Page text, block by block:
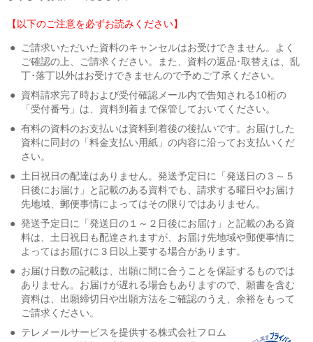
【以下のご注意を必ずお読みください】
●
ご請求いただいた資料のキャンセルはお受けできません。よく
ご確認の上、ご請求ください。また、資料の返品･取替えは、乱
丁･落丁以外はお受けできませんので予めご了承ください。
● 資料請求完了時および受付確認メール内で告知される10桁の
「受付番号」は、資料到着まで保管しておいてください。
● 有料の資料のお支払いは資料到着後の後払いです。お届けした
資料に同封の「料金支払い用紙」の内容に沿ってお支払いくだ
さい。
● 土日祝日の配達はありません。発送予定日に「発送日の３～５
日後にお届け」と記載のある資料でも、請求する曜日やお届け
先地域、郵便事情によってはその限りではありません。
● 発送予定日に「発送日の１～２日後にお届け」と記載のある資
料は、土日祝日も配達されますが、お届け先地域や郵便事情に
よってはお届けに３日以上要する場合があります。
● お届け日数の記載は、出願に間に合うことを保証するものでは
ありません。お届けが遅れる場合もありますので、願書を含む
資料は、出願締切日や出願方法をご確認のうえ、余裕をもって
ご請求ください。
● テレメールサービスを提供する株式会社フロム